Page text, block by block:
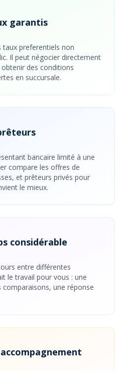
garantis
taux preferentiels non
Il peut négocier directement
des conditions
en succursale.
bancaire limité à une
compare les offres de
et prêteurs privés pour
le mieux.
considérable
entre différentes
le travail pour vous : une
comparaisons, une réponse